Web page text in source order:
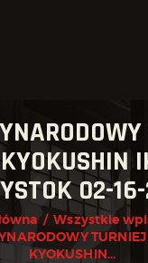
02-
Wszystkie
KYOKUSHIN...
KYOKUSHIN
IMPREZ